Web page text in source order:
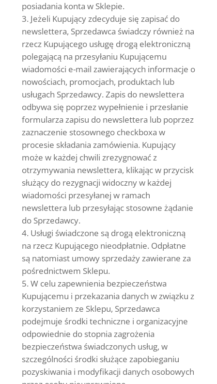
posiadania konta w Sklepie.
Jeżeli Kupujący zdecyduje się zapisać do
newslettera, Sprzedawca świadczy również na
rzecz Kupującego usługę drogą elektroniczną
polegającą na przesyłaniu Kupującemu
wiadomości e-mail zawierających informacje o
nowościach, promocjach, produktach lub
usługach Sprzedawcy. Zapis do newslettera
odbywa się poprzez wypełnienie i przesłanie
formularza zapisu do newslettera lub poprzez
zaznaczenie stosownego checkboxa w
procesie składania zamówienia. Kupujący
może w każdej chwili zrezygnować z
otrzymywania newslettera, klikając w przycisk
służący do rezygnacji widoczny w każdej
wiadomości przesyłanej w ramach
newslettera lub przesyłając stosowne żądanie
do Sprzedawcy.
Usługi świadczone są drogą elektroniczną
na rzecz Kupującego nieodpłatnie. Odpłatne
są natomiast umowy sprzedaży zawierane za
pośrednictwem Sklepu.
W celu zapewnienia bezpieczeństwa
Kupującemu i przekazania danych w związku z
korzystaniem ze Sklepu, Sprzedawca
podejmuje środki techniczne i organizacyjne
odpowiednie do stopnia zagrożenia
bezpieczeństwa świadczonych usług, w
szczególności środki służące zapobieganiu
pozyskiwania i modyfikacji danych osobowych